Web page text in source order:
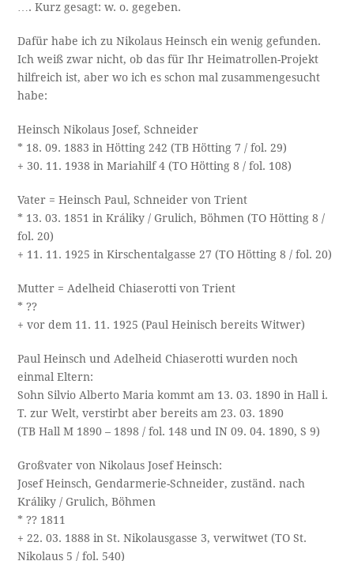
…. Kurz gesagt: w. o. gegeben.
Dafür habe ich zu Nikolaus Heinsch ein wenig gefunden.
Ich weiß zwar nicht, ob das für Ihr Heimatrollen-Projekt
hilfreich ist, aber wo ich es schon mal zusammengesucht
habe:
Heinsch Nikolaus Josef, Schneider
* 18. 09. 1883 in Hötting 242 (TB Hötting 7 / fol. 29)
+ 30. 11. 1938 in Mariahilf 4 (TO Hötting 8 / fol. 108)
Vater = Heinsch Paul, Schneider von Trient
* 13. 03. 1851 in Králiky / Grulich, Böhmen (TO Hötting 8 /
fol. 20)
+ 11. 11. 1925 in Kirschentalgasse 27 (TO Hötting 8 / fol. 20)
Mutter = Adelheid Chiaserotti von Trient
* ??
+ vor dem 11. 11. 1925 (Paul Heinisch bereits Witwer)
Paul Heinsch und Adelheid Chiaserotti wurden noch
einmal Eltern:
Sohn Silvio Alberto Maria kommt am 13. 03. 1890 in Hall i.
T. zur Welt, verstirbt aber bereits am 23. 03. 1890
(TB Hall M 1890 – 1898 / fol. 148 und IN 09. 04. 1890, S 9)
Großvater von Nikolaus Josef Heinsch:
Josef Heinsch, Gendarmerie-Schneider, zuständ. nach
Králiky / Grulich, Böhmen
* ?? 1811
+ 22. 03. 1888 in St. Nikolausgasse 3, verwitwet (TO St.
Nikolaus 5 / fol. 540)